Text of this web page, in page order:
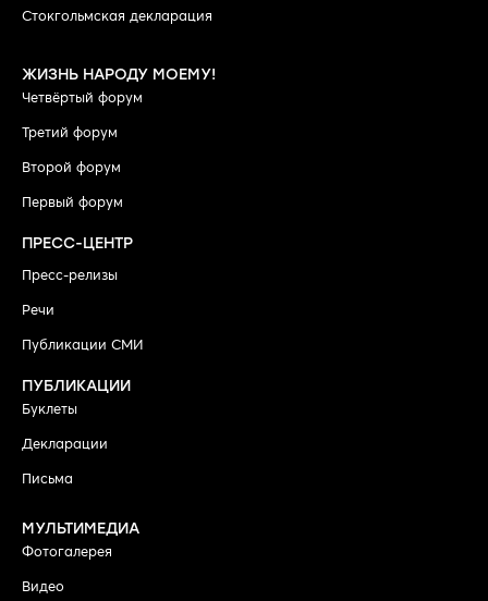
Стокгольмская декларация
ЖИЗНЬ НАРОДУ МОЕМУ!
Четвёртый форум
Третий форум
Второй форум
Первый форум
ПРЕСС-ЦЕНТР
Пресс-релизы
Речи
Публикации СМИ
ПУБЛИКАЦИИ
Буклеты
Декларации
Письма
МУЛЬТИМЕДИА
Фотогалерея
Видео